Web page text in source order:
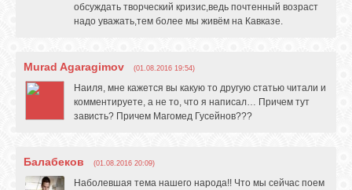
обсуждать творческий кризис,ведь почтенный возраст
надо уважать,тем более мы живём на Кавказе.
Murad Agaragimov (01.08.2016 19:54)
Наиля, мне кажется вы какую то другую статью читали и
комментируете, а не то, что я написал… Причем тут
зависть? Причем Магомед Гусейнов???
Балабеков (01.08.2016 20:09)
Наболевшая тема нашего народа!! Что мы сейчас поем